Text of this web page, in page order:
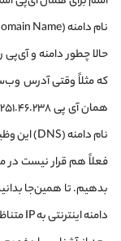
نام دامنه (Domain Name) هم می‌گویند.
حالا چطور دامنه و
نام دامنه (DNS) این وظیفه را بر عمده می‌گیرد.
دامنه اینترنتی به IP متناظر با آن پیوند می‌خورد.